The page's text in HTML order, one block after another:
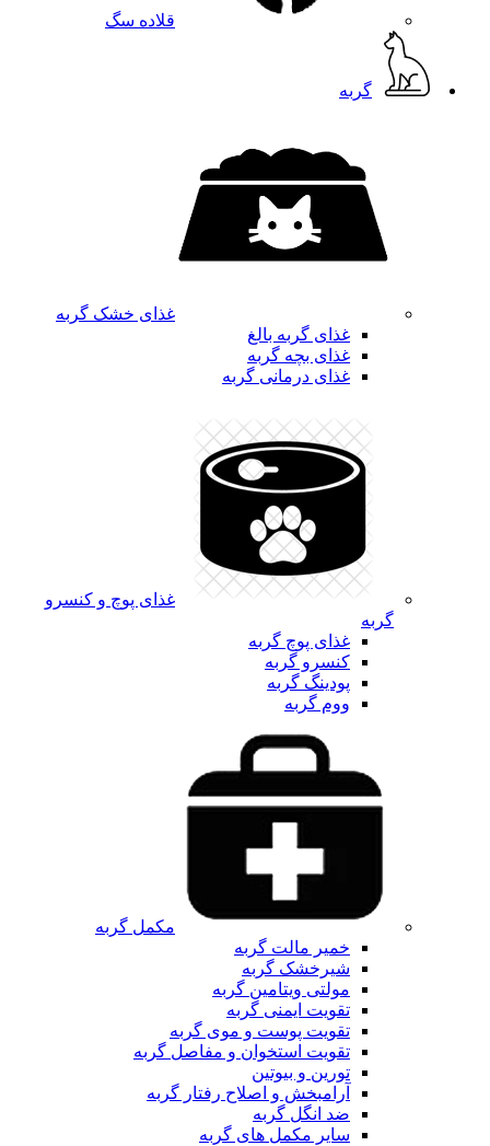
قلاده سگ
گربه
غذای خشک گربه
غذای گربه بالغ
غذای بچه گربه
غذای درمانی گربه
غذای پوچ و کنسرو
گربه
غذای پوچ گربه
کنسرو گربه
پودینگ گربه
ووم گربه
مکمل گربه
خمیر مالت گربه
شیرخشک گربه
مولتی ویتامین گربه
تقویت ایمنی گربه
تقویت پوست و موی گربه
تقویت استخوان و مفاصل گربه
تورین و بیوتین
آرامبخش و اصلاح رفتار گربه
ضد انگل گربه
سایر مکمل های گربه